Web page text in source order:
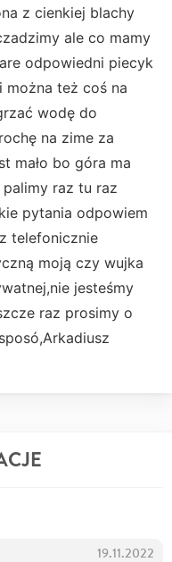
z cienkiej blachy
ale co mamy
odpowiedni piecyk
można też coś na
wodę do
na zime za
mało bo góra ma
raz tu raz
pytania odpowiem
telefonicznie
moją czy wujka
jesteśmy
raz prosimy o
19.11.2022